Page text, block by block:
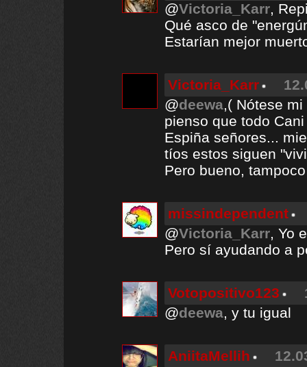
@Victoria_Karr,
Qué asco de
Estarían mejor
Victoria_Karr
@deewa,( Nótese
pienso que todo
Espiña señores...
tíos estos siguen
Pero bueno,
missindependent
@Victoria_Karr, Yo
Pero sí ayudando a
Votopositivo123
@deewa, y tu igual
AniitaMellih